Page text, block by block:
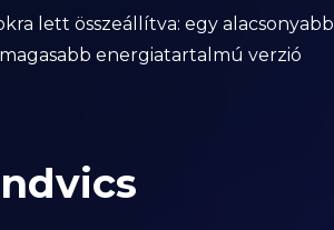
lett összeállítva: egy alacsonyabb
energiatartalmú verzió